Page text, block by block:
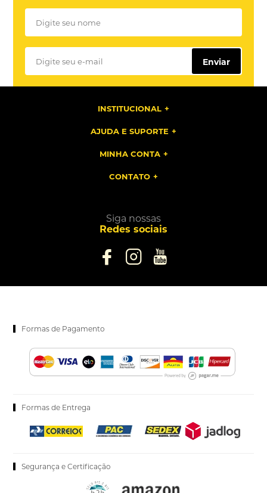
Enviar
INSTITUCIONAL
AJUDA E SUPORTE
MINHA CONTA
CONTATO
Siga nossas
Redes sociais
Formas de Pagamento
Formas de Entrega
Segurança e Certificação